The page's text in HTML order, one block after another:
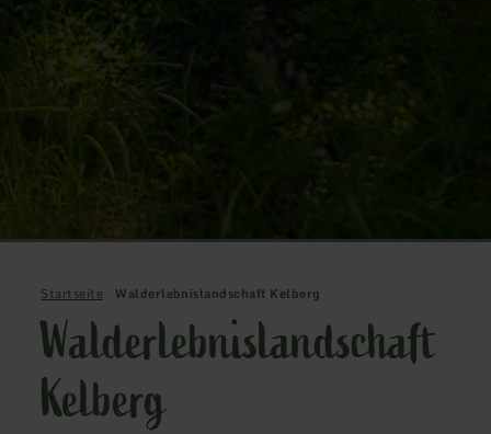
Startseite Walderlebnislandschaft Kelberg
Walderlebnislandschaft
Kelberg